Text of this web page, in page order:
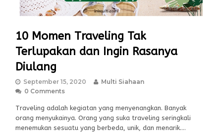
10 Momen Traveling Tak
Terlupakan dan Ingin Rasanya
Diulang
September 15, 2020
Multi Siahaan
0 Comments
Traveling adalah kegiatan yang menyenangkan. Banyak
orang menyukainya. Orang yang suka traveling seringkali
menemukan sesuatu yang berbeda, unik, dan menarik.…